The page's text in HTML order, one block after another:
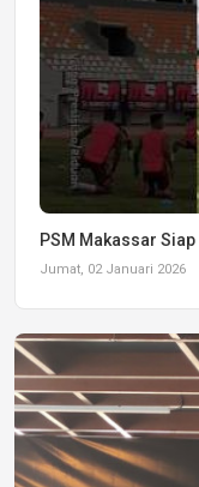
PSM Makassar
Jumat, 02 Januari 2026